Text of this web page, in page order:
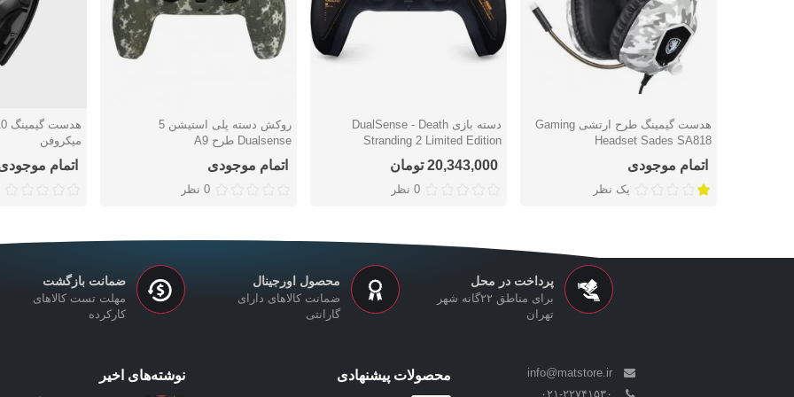
دوست داشتن
هدست گیمینگ طرح ارتشی Gaming
Headset Sades SA818
اتمام موجودی
یک نظر
دوست داشتن
دسته بازی DualSense - Death
Stranding 2 Limited Edition
20,343,000 تومان
0 نظر
دوست داشتن
روکش دسته پلی استیشن 5
Dualsense طرح A9
اتمام موجودی
0 نظر
دوست
میکروفن
اتمام
پرداخت در محل
برای مناطق ۲۲گانه شهر
تهران
محصول اورجینال
ضمانت کالاهای دارای
گارانتی
ضمانت بازگشت
مهلت تست کالاهای
کارکرده
info@matstore.ir
محصولات پیشنهادی نوشته‌های اخیر